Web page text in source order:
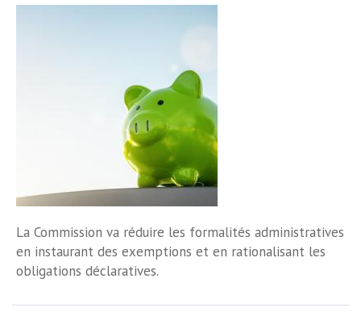
La Commission va réduire les formalités administratives
en instaurant des exemptions et en rationalisant les
obligations déclaratives.